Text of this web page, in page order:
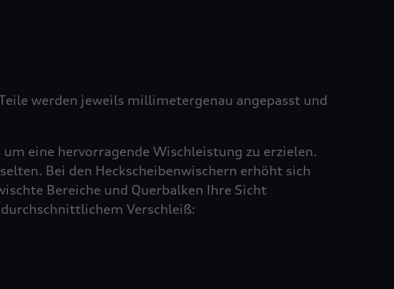
werden jeweils millimetergenau angepasst und
eine hervorragende Wischleistung zu erzielen.
Bei den Heckscheibenwischern erhöht sich
Bereiche und Querbalken Ihre Sicht
Verschleiß: